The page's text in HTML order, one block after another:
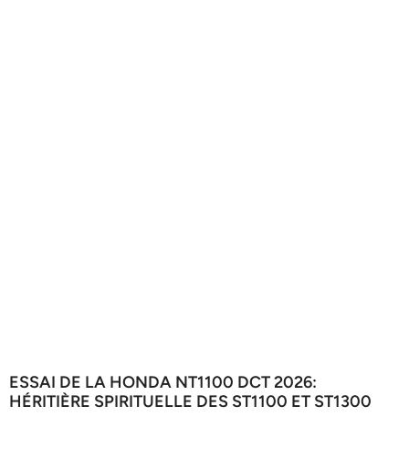
ESSAI DE LA HONDA NT1100 DCT 2026:
HÉRITIÈRE SPIRITUELLE DES ST1100 ET ST1300